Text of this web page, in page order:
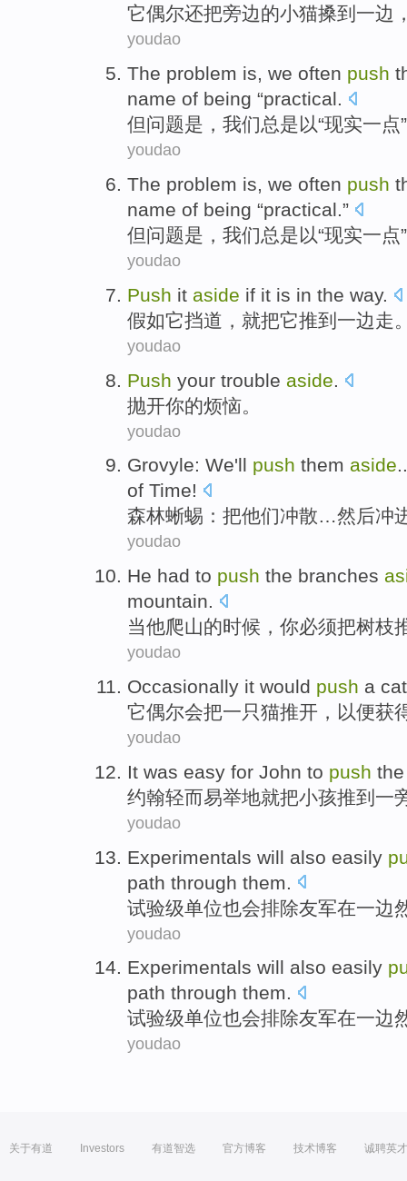
它偶尔还把旁边的小猫搡到一边
youdao
The problem is, we often push
name of being “practical.
但问题是 ， 我们总是以“现实一点
youdao
The problem is, we often push
name of being “practical.”
但问题是 ， 我们总是以“现实一点
youdao
Push it aside if it is in the way.
假如它挡道，就把它推到 一边走
youdao
Push your trouble aside
抛开你的烦恼。
youdao
Grovyle: We'll push them aside
of Time!
森林蜥蜴 ： 把他们冲散…然后冲
youdao
He had to push the branches
mountain.
当他爬山的时候，你必须把树枝
youdao
Occasionally it would push a cat
它偶尔会把一只猫推开， 以便获
youdao
It was easy for John to push
约翰轻而易举地就把小孩推到一
youdao
Experimentals will also easily
path through them
试验级单位也会排除友军在一边
youdao
Experimentals will also easily
path through them.
试验级单位也会排除友军在一边
youdao
关于有道 Investors 有道智选 官方博客 技术博客 诚聘英才